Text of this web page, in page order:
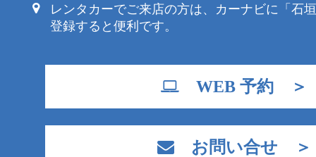
レンタカーでご来店の方は、カーナビに「石
登録すると便利です。
WEB 予約 ＞
お問い合せ ＞